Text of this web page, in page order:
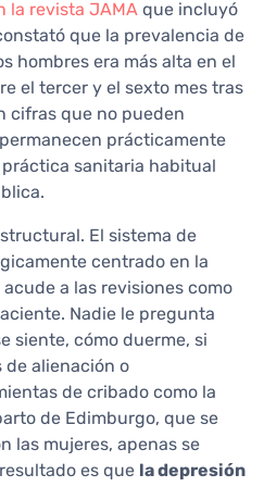
la revista JAMA que incluyó
que la prevalencia de
hombres era más alta en el
el tercer y el sexto mes tras
cifras que no pueden
prácticamente
sanitaria habitual
El sistema de
centrado en la
a las revisiones como
Nadie le pregunta
siente, cómo duerme, si
de alienación o
de cribado como la
de Edimburgo, que se
las mujeres, apenas se
es que la depresión